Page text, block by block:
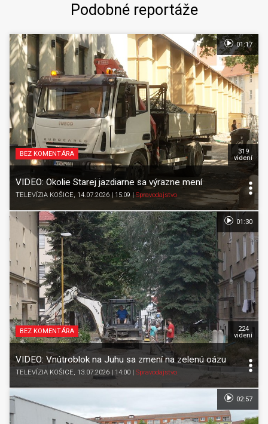
Podobné reportáže
BEZ KOMENTÁRA
VIDEO: Okolie Starej jazdiarne sa výrazne mení
TELEVÍZIA KOŠICE, 14.07.2026 | 15:09 Spravodajstvo
319
videní
01:17
BEZ KOMENTÁRA
VIDEO: Vnútroblok na Juhu sa zmení na zelenú oázu
TELEVÍZIA KOŠICE, 13.07.2026 | 14:00 Spravodajstvo
224
videní
01:30
02:57